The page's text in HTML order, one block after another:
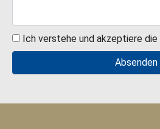
Ich verstehe und akzeptiere die